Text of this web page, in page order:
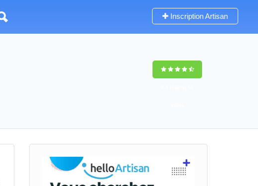
Inscription Artisan